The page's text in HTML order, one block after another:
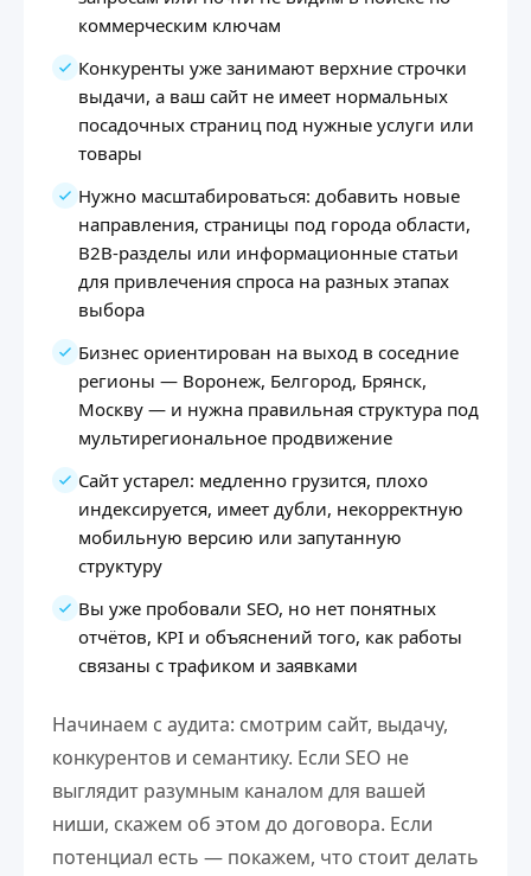
коммерческим ключам
Конкуренты уже занимают верхние строчки
выдачи, а ваш сайт не имеет нормальных
посадочных страниц под нужные услуги или
товары
Нужно масштабироваться: добавить новые
направления, страницы под города области,
B2B-разделы или информационные статьи
для привлечения спроса на разных этапах
выбора
Бизнес ориентирован на выход в соседние
регионы — Воронеж, Белгород, Брянск,
Москву — и нужна правильная структура под
мультирегиональное продвижение
Сайт устарел: медленно грузится, плохо
индексируется, имеет дубли, некорректную
мобильную версию или запутанную
структуру
Вы уже пробовали SEO, но нет понятных
отчётов, KPI и объяснений того, как работы
связаны с трафиком и заявками
Начинаем с аудита: смотрим сайт, выдачу,
конкурентов и семантику. Если SEO не
выглядит разумным каналом для вашей
ниши, скажем об этом до договора. Если
потенциал есть — покажем, что стоит делать